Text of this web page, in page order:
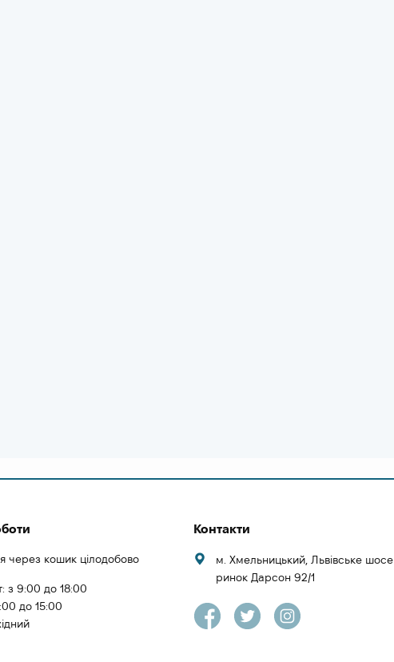
через кошик цілодобово
з 9:00 до 18:00
до 15:00
Контакти
м. Хмельницький, Львівське шосе
ринок Дарсон 92/1